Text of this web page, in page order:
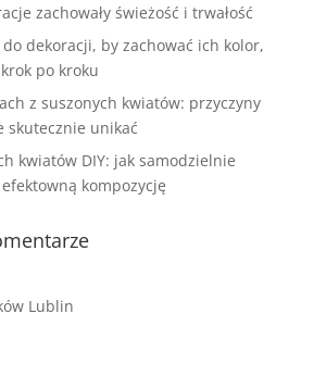
zachowały świeżość i trwałość
do dekoracji, by zachować ich kolor,
po kroku
z suszonych kwiatów: przyczyny
skutecznie unikać
kwiatów DIY: jak samodzielnie
kompozycję
Lublin